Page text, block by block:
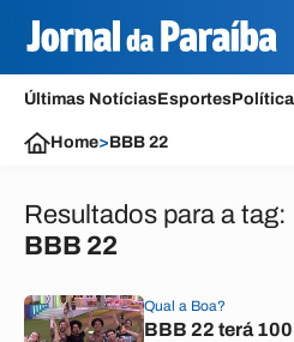
Últimas NotíciasEsportesPolítica
Home>BBB 22
Resultados para a tag:
BBB 22
Qual a Boa?
BBB 22 terá